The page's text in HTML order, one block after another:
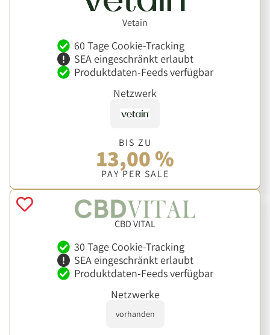
Vetain
60 Tage Cookie-Tracking
SEA eingeschränkt erlaubt
Produktdaten-Feeds verfügbar
Netzwerk
BIS ZU
13,00 %
PAY PER SALE
CBD VITAL
30 Tage Cookie-Tracking
SEA eingeschränkt erlaubt
Produktdaten-Feeds verfügbar
Netzwerke
vorhanden